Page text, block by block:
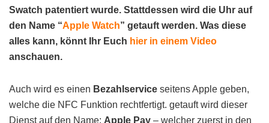
Swatch patentiert wurde. Stattdessen wird die Uhr auf
den Name “Apple Watch” getauft werden. Was diese
alles kann, könnt Ihr Euch hier in einem Video
anschauen.
Auch wird es einen Bezahlservice seitens Apple geben,
welche die NFC Funktion rechtfertigt. getauft wird dieser
Dienst auf den Name: Apple Pay – welcher zuerst in den